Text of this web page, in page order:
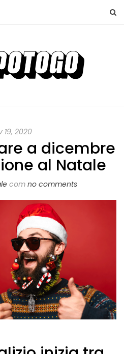
19, 2020
a dicembre
al Natale
com no comments